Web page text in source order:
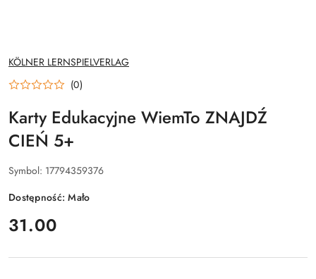
NAZWA
PRODUCENTA:
KÖLNER LERNSPIELVERLAG
(0)
Karty Edukacyjne WiemTo ZNAJDŹ
CIEŃ 5+
Symbol: 17794359376
Dostępność:Mało
cena:
31.00